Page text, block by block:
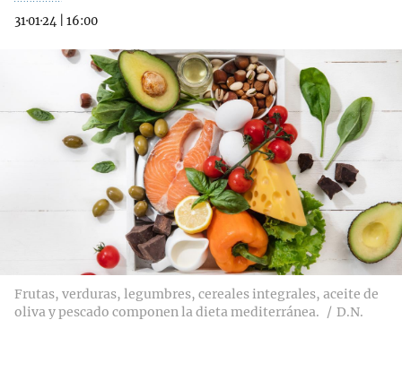
31·01·24
16:00
Frutas, verduras, legumbres, cereales integrales, aceite de
oliva y pescado componen la dieta mediterránea.
D.N.